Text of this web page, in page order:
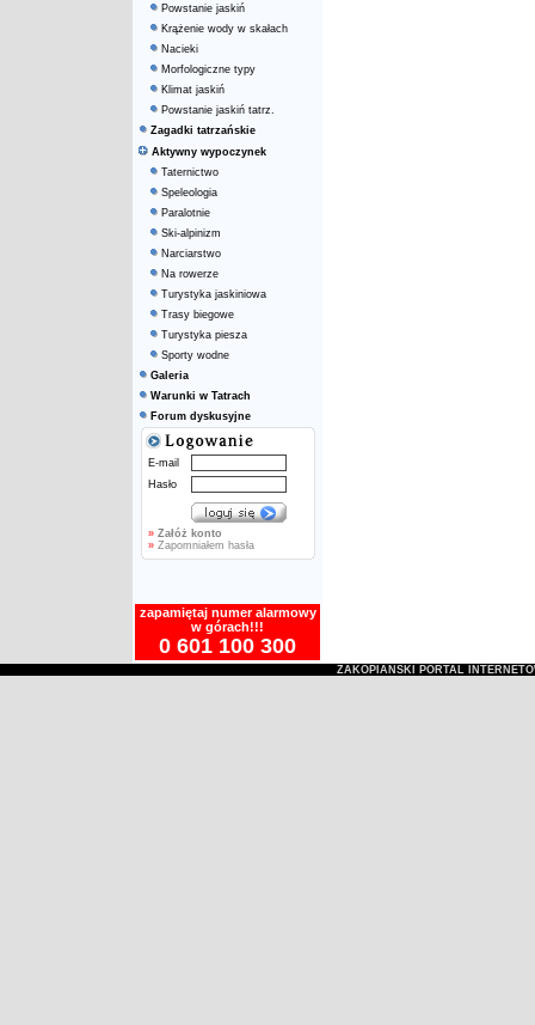
Powstanie jaskiń
Krążenie wody w skałach
Nacieki
Morfologiczne typy
Klimat jaskiń
Powstanie jaskiń tatrz.
Zagadki tatrzańskie
Aktywny wypoczynek
Taternictwo
Speleologia
Paralotnie
Ski-alpinizm
Narciarstwo
Na rowerze
Turystyka jaskiniowa
Trasy biegowe
Turystyka piesza
Sporty wodne
Galeria
Warunki w Tatrach
Forum dyskusyjne
E-mail
Hasło
» Załóż konto
»Zapomniałem hasła
zapamiętaj numer alarmowy
w górach!!!
0 601 100 300
ZAKOPIAŃSKI PORTAL